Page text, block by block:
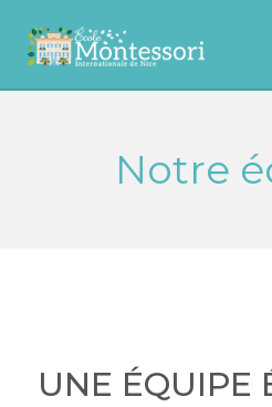
content
Notre
UNE ÉQUIPE